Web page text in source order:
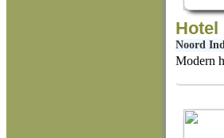
Hotel
Noord
Modern